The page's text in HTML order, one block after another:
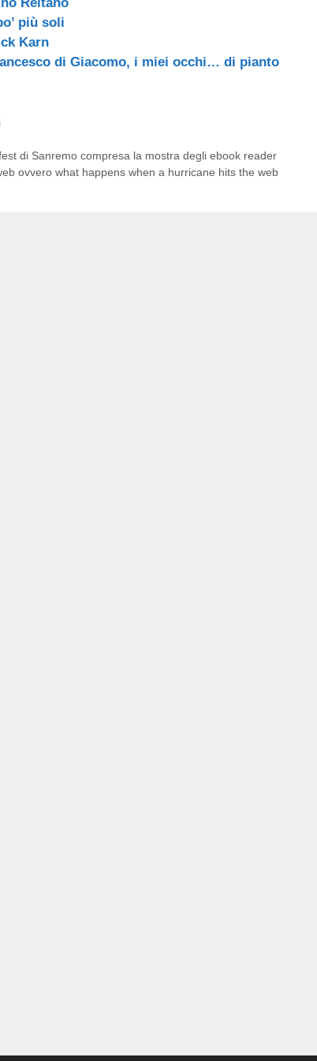
più soli
Karn
di Giacomo, i miei occhi… di pianto
di Sanremo compresa la mostra degli ebook reader
ovvero what happens when a hurricane hits the web